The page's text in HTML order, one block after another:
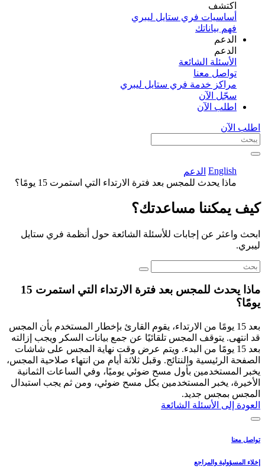
اكتشف​
أساسيات فري ستايل ليبري
فهم بياناتك
الدعم
الدعم
الأسئلة الشائعة
تواصل معنا
مراكز خدمة فري ستايل ليبري
سجّل الآن​
اطلب الآن
اطلب الآن
English الدعم
ماذا يحدث للمجس بعد فترة الارتداء التي استمرت 15 يومًا؟
كيف يمكننا مساعدتك؟
ابحث واعثر عن إجابات للأسئلة الشائعة حول أنظمة فري ستايل
ليبري.
ماذا يحدث للمجس بعد فترة الارتداء التي استمرت 15
يومًا؟
بعد 15 يومًا من الارتداء، يقوم القارئ بإخطار المستخدم بأن المجس
قد انتهى. يتوقف المجس تلقائيًا عن جمع بيانات السكر ويجب إزالته
بعد 15 يومًا من البدء. ويتم عرض وقت نهاية المجس على شاشات
الصفحة الرئيسية والنتائج. وقبل ثلاثة أيام من انتهاء صلاحية المجس،
يخبر المستخدمين بأول مسح ضوئي يوميًا، وفي الساعات الثمانية
الأخيرة، يخبر المستخدمين بكل مسح ضوئي، ومن ثم يجب استبدال
المجس بمجس جديد.
العودة إلى الأسئلة الشائعة
تواصل معنا
إخلاء المسؤولية والمراجع